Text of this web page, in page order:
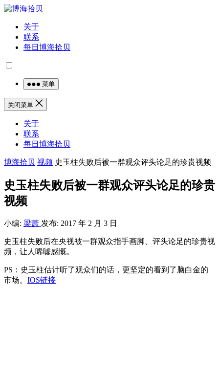
关于
联系
每日博海拾贝
菜单
关闭菜单
关于
联系
每日博海拾贝
博海拾贝 视频 史玉柱失败后被一群观众评头论足的珍贵视频
史玉柱失败后被一群观众评头论足的珍贵
视频
小编: 梁萧 发布: 2017 年 2 月 3 日
史玉柱失败后在央视被一群观众指手画脚、评头论足的珍贵视
频，让人唏嘘感慨。
PS：史玉柱估计听了观众们的话，更坚定的看到了脑白金的
市场。 IOS链接